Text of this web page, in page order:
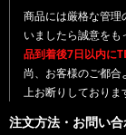
商品には厳格な管
いましたら誠意をも
品到着後7日以内に
尚、お客様のご都
上お断りしておりま
注文方法・お問い